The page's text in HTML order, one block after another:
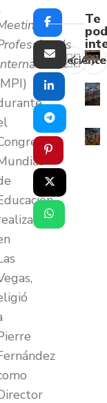
Reciente
Te